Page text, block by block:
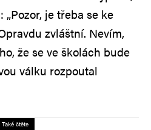
je třeba se ke
zvláštní. Nevím,
že se ve školách bude
válku rozpoutal
Také čtěte